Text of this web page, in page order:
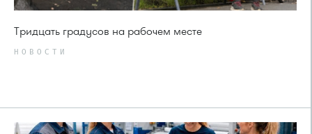
Тридцать градусов на рабочем месте
НОВОСТИ